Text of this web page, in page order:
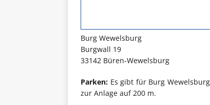
Burg Wewelsburg
Burgwall 19
33142 Büren-Wewelsburg
Parken: Es gibt für Burg
zur Anlage auf 200 m.